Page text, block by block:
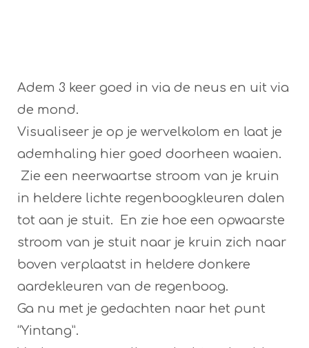
Adem 3 keer goed in via de neus en uit via
de mond.
Visualiseer je op je wervelkolom en laat je
ademhaling hier goed doorheen waaien.
Zie een neerwaartse stroom van je kruin
in heldere lichte regenboogkleuren dalen
tot aan je stuit. En zie hoe een opwaarste
stroom van je stuit naar je kruin zich naar
boven verplaatst in heldere donkere
aardekleuren van de regenboog.
Ga nu met je gedachten naar het punt
“Yintang”.